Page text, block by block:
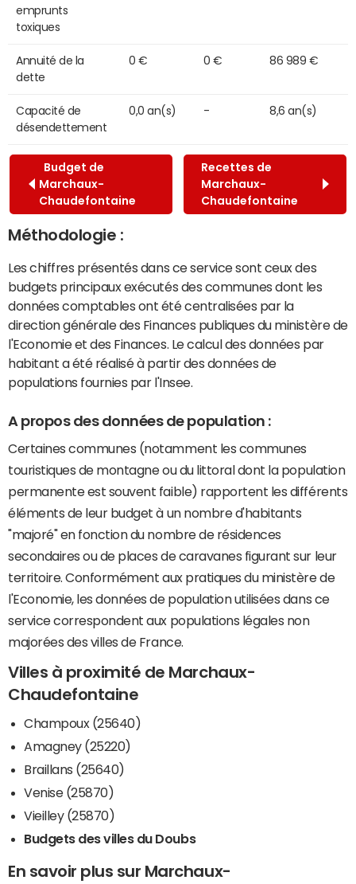
emprunts
toxiques
Annuité de la
dette
0 € 0 € 86 989 €
Capacité de
désendettement
0,0 an(s) - 8,6 an(s)
Budget de
Marchaux-
Chaudefontaine
Recettes de
Marchaux-
Chaudefontaine
Méthodologie :
Les chiffres présentés dans ce service sont ceux des
budgets principaux exécutés des communes dont les
données comptables ont été centralisées par la
direction générale des Finances publiques du ministère de
l'Economie et des Finances. Le calcul des données par
habitant a été réalisé à partir des données de
populations fournies par l'Insee.
A propos des données de population :
Certaines communes (notamment les communes
touristiques de montagne ou du littoral dont la population
permanente est souvent faible) rapportent les différents
éléments de leur budget à un nombre d'habitants
"majoré" en fonction du nombre de résidences
secondaires ou de places de caravanes figurant sur leur
territoire. Conformément aux pratiques du ministère de
l'Economie, les données de population utilisées dans ce
service correspondent aux populations légales non
majorées des villes de France.
Villes à proximité de Marchaux-
Chaudefontaine
Champoux (25640)
Amagney (25220)
Braillans (25640)
Venise (25870)
Vieilley (25870)
Budgets des villes du Doubs
En savoir plus sur Marchaux-